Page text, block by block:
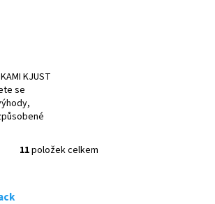
KJUST
se
O
11položek celkem